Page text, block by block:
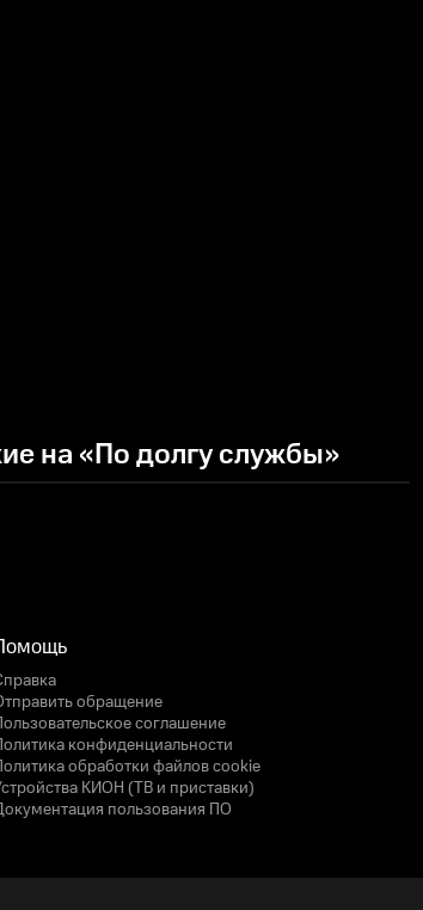
на «По долгу службы»
обращение
соглашение
конфиденциальности
обработки файлов cookie
КИОН (ТВ и приставки)
пользования ПО